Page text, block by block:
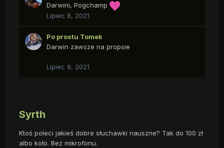
Darwini, Pogchamp
Lipiec 8, 2021
Po prostu Tomek
Darwin zawsze na propsie
Lipiec 9, 2021
Syrth
Ktoś poleci jakieś dobre słuchawki nauszne? Tak do 100 zł
albo koło. Bez mikrofonu.